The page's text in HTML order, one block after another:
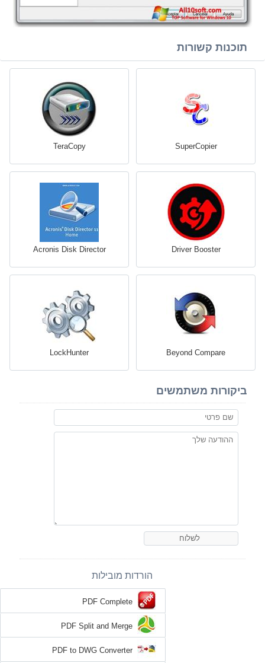
תוכנות קשורות
SuperCopier
TeraCopy
Driver Booster
Acronis Disk Director
Beyond Compare
LockHunter
ביקורות משתמשים
הורדות מובילות
PDF Complete
PDF Split and Merge
PDF to DWG Converter